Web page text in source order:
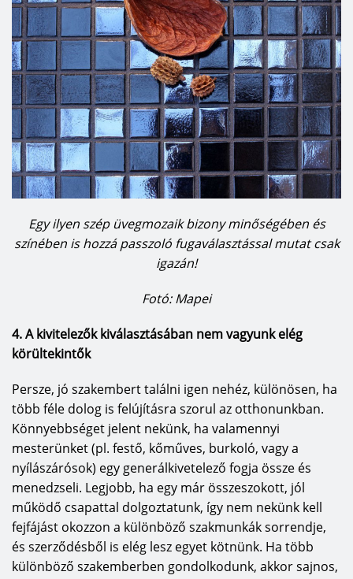
Egy ilyen szép üvegmozaik bizony minőségében és
színében is hozzá passzoló fugaválasztással mutat csak
igazán!
Fotó: Mapei
4. A kivitelezők kiválasztásában nem vagyunk elég
körültekintők
Persze, jó szakembert találni igen nehéz, különösen, ha
több féle dolog is felújításra szorul az otthonunkban.
Könnyebbséget jelent nekünk, ha valamennyi
mesterünket (pl. festő, kőműves, burkoló, vagy a
nyílászárósok) egy generálkivetelező fogja össze és
menedzseli. Legjobb, ha egy már összeszokott, jól
működő csapattal dolgoztatunk, így nem nekünk kell
fejfájást okozzon a különböző szakmunkák sorrendje,
és szerződésből is elég lesz egyet kötnünk. Ha több
különböző szakemberben gondolkodunk, akkor sajnos,